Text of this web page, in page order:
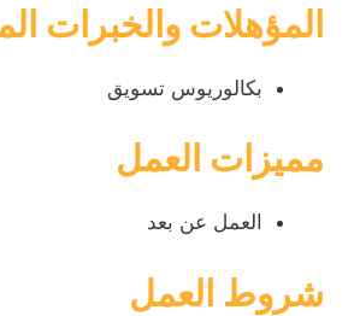
المؤهلات والخبرات
بكالوريوس تسويق
مميزات العمل
العمل عن بعد
شروط العمل